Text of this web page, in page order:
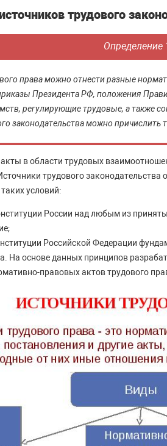
трудового
Определение
права можно отнести разные
Президента РФ, положения
регулирующие трудовые, а также
законодательства можно
в области трудовых
трудового
условий:
России над любым из
Российской Федерации
На основе данных принципов
правовых актов трудового